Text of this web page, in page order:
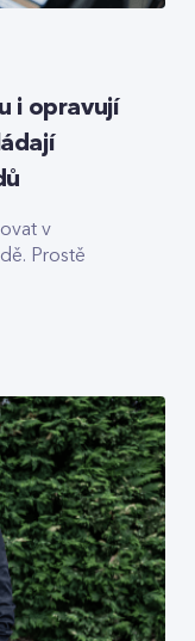
i opravují
v
Prostě